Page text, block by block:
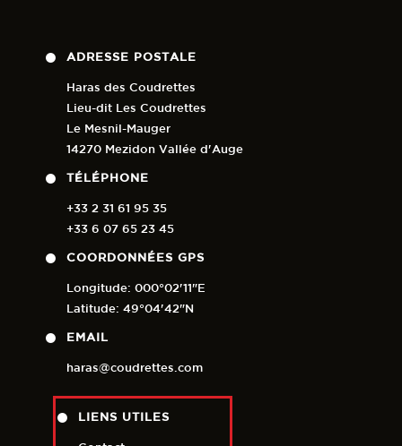
ADRESSE POSTALE
Haras des Coudrettes
Lieu-dit Les Coudrettes
Le Mesnil-Mauger
14270 Mezidon Vallée d'Auge
TÉLÉPHONE
+33 2 31 61 95 35
+33 6 07 65 23 45
COORDONNÉES GPS
Longitude: 000°02'11"E
Latitude: 49°04'42"N
EMAIL
haras@coudrettes.com
LIENS UTILES